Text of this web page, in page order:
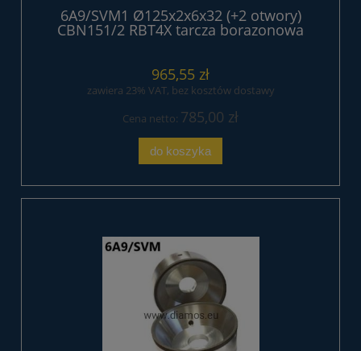
6A9/SVM1 Ø125x2x6x32 (+2 otwory)
CBN151/2 RBT4X tarcza borazonowa
965,55 zł
zawiera 23% VAT, bez kosztów dostawy
Cena netto: 785,00 zł
do koszyka